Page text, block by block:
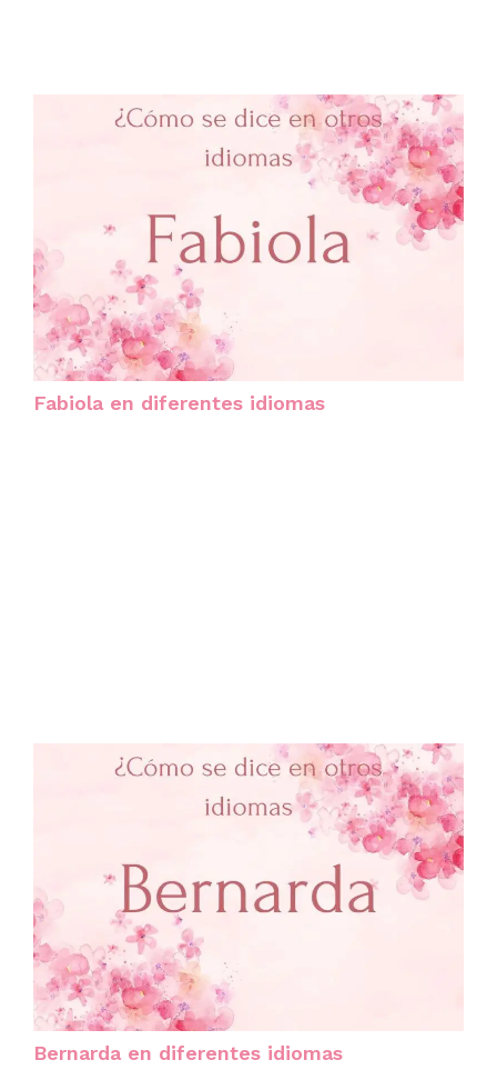
Fabiola en diferentes idiomas
Bernarda en diferentes idiomas